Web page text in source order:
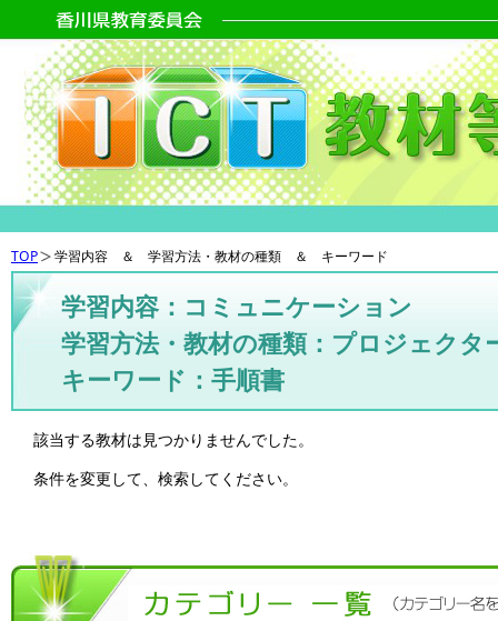
TOP 学習内容 ＆ 学習方法・教材の種類 ＆ キーワード
学習内容：コミュニケーション
学習方法・教材の種類：プロジェクタ
キーワード：手順書
該当する教材は見つかりませんでした。
条件を変更して、検索してください。